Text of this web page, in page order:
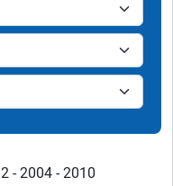
2 - 2004 - 2010